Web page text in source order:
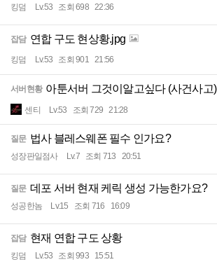
킹덤 Lv.53 조회 698 22:36
잡담 연합 구도 현상황.jpg
킹덤 Lv.53 조회 901 21:56
서버현황 아툰서버 그것이알고싶다 (사건사고)
센티 Lv.53 조회 729 21:28
질문 법사 블레스웨폰 필수 인가요?
성장판일점사 Lv.7 조회 713 20:51
질문 데포 서버 현재 케릭 생성 가능한가요?
성공한놈 Lv.15 조회 716 16:09
잡담 현재 연합 구도 상황
킹덤 Lv.53 조회 993 15:51